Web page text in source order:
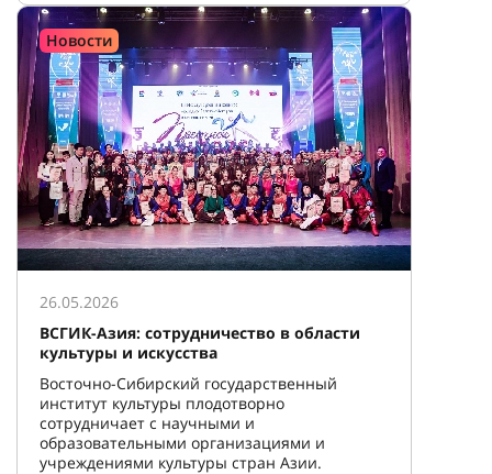
Новости
26.05.2026
ВСГИК-Азия: сотрудничество в области
культуры и искусства
Восточно-Сибирский государственный
институт культуры плодотворно
сотрудничает с научными и
образовательными организациями и
учреждениями культуры стран Азии.